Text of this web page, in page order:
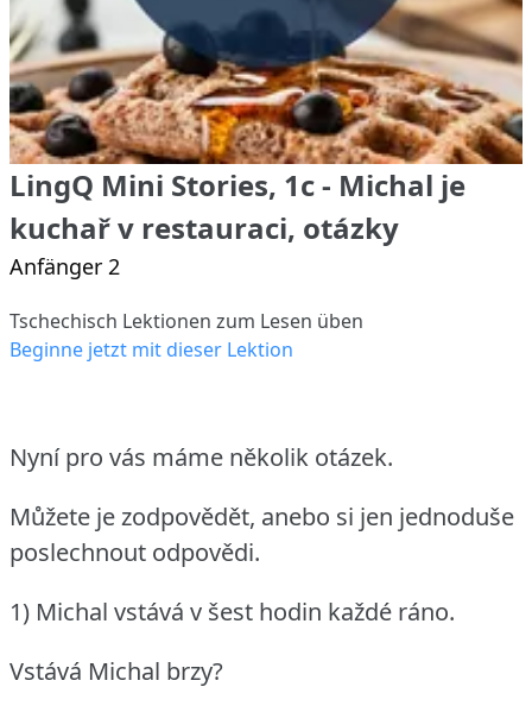
LingQ Mini Stories, 1c - Michal je
kuchař v restauraci, otázky
Anfänger 2
Tschechisch Lektionen zum Lesen üben
Beginne jetzt mit dieser Lektion
Nyní pro vás máme několik otázek.
Můžete je zodpovědět, anebo si jen jednoduše
poslechnout odpovědi.
1) Michal vstává v šest hodin každé ráno.
Vstává Michal brzy?